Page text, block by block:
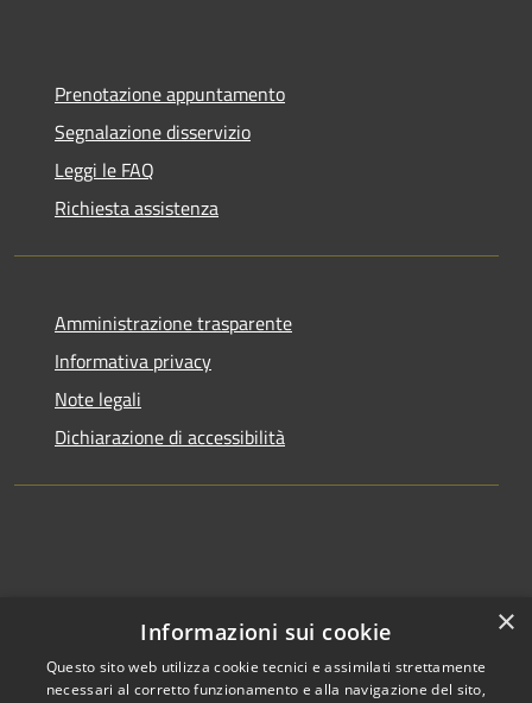
Prenotazione appuntamento
Segnalazione disservizio
Leggi le FAQ
Richiesta assistenza
Amministrazione trasparente
Informativa privacy
Note legali
Dichiarazione di accessibilità
×
Informazioni sui cookie
Questo sito web utilizza cookie tecnici e assimilati strettamente
necessari al corretto funzionamento e alla navigazione del sito,